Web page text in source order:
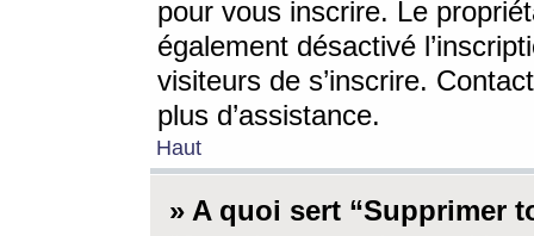
pour vous inscrire. Le
également désactivé
visiteurs de s’inscrire.
plus d’assistance.
Haut
» A quoi sert “Supprimer